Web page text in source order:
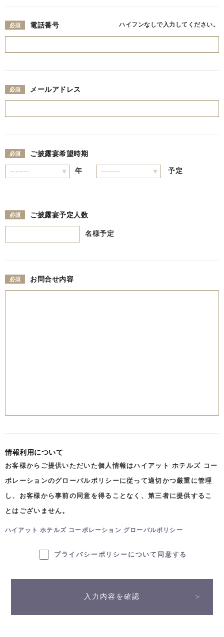
電話番号 ハイフンなしで入力してください。
メールアドレス
ご披露宴希望時期
年 予定
ご披露宴予定人数
名様予定
お問合せ内容
情報利用について
お客様からご提供いただいた個人情報はハイアット ホテルズ コー
ポレーションのグローバルポリシーに従って適切かつ厳重に管理
し、お客様から事前の同意を得ることなく、第三者に提供するこ
とはございません。
ハイアット ホテルズ コーポレーション グローバルポリシー
プライバシーポリシーについて同意する
入力内容を確認